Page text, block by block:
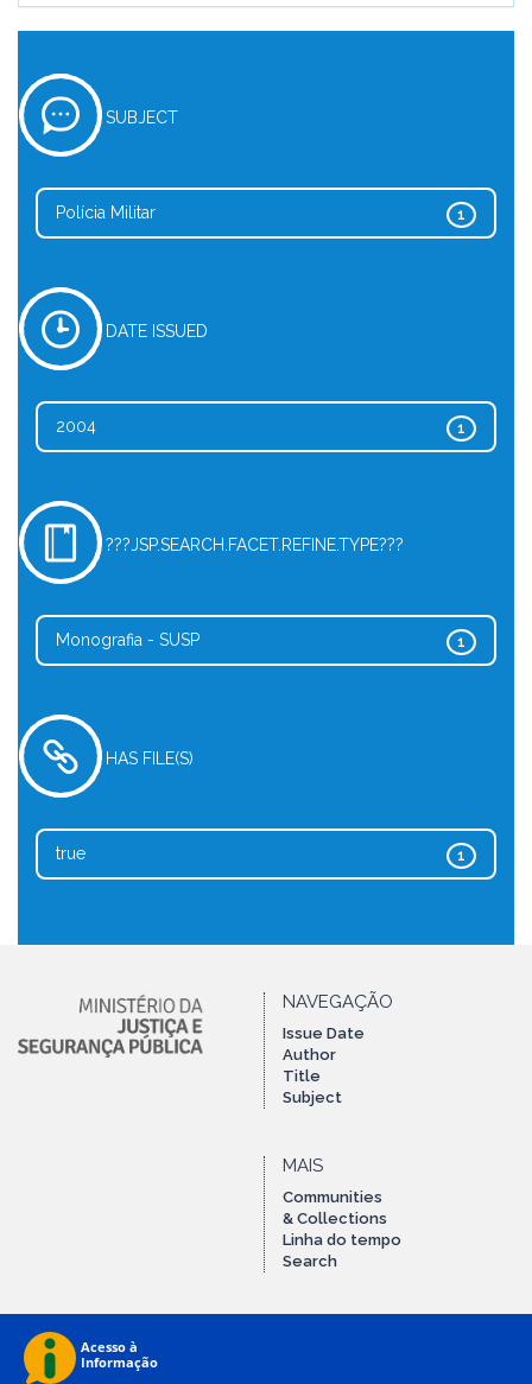
SUBJECT
1
Polícia Militar
DATE ISSUED
1
2004
???JSP.SEARCH.FACET.REFINE.TYPE???
1
Monografia - SUSP
HAS FILE(S)
1
true
NAVEGAÇÃO
Issue Date
Author
Title
Subject
MAIS
Communities
& Collections
Linha do tempo
Search